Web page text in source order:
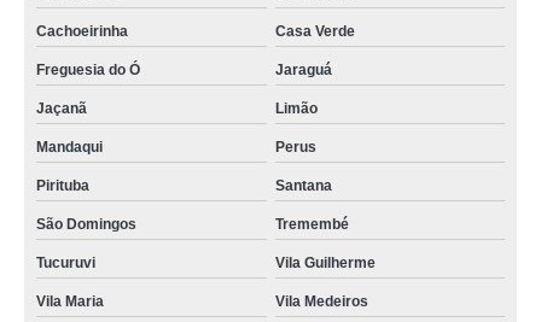
Cachoeirinha Casa Verde
Freguesia do Ó Jaraguá
Jaçanã Limão
Mandaqui Perus
Pirituba Santana
São Domingos Tremembé
Tucuruvi Vila Guilherme
Vila Maria
Vila Medeiros